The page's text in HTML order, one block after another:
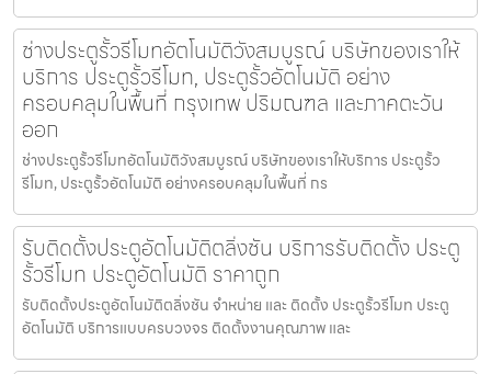
ช่างประตูรั้วรีโมทอัตโนมัติวังสมบูรณ์ บริษัทของเราให้
บริการ ประตูรั้วรีโมท, ประตูรั้วอัตโนมัติ อย่าง
ครอบคลุมในพื้นที่ กรุงเทพ ปริมณฑล และภาคตะวัน
ออก
ช่างประตูรั้วรีโมทอัตโนมัติวังสมบูรณ์ บริษัทของเราให้บริการ ประตูรั้ว
รีโมท, ประตูรั้วอัตโนมัติ อย่างครอบคลุมในพื้นที่ กร
รับติดตั้งประตูอัตโนมัติตลิ่งชัน บริการรับติดตั้ง ประตู
รั้วรีโมท ประตูอัตโนมัติ ราคาถูก
รับติดตั้งประตูอัตโนมัติตลิ่งชัน จำหน่าย และ ติดตั้ง ประตูรั้วรีโมท ประตู
อัตโนมัติ บริการแบบครบวงจร ติดตั้งงานคุณภาพ และ